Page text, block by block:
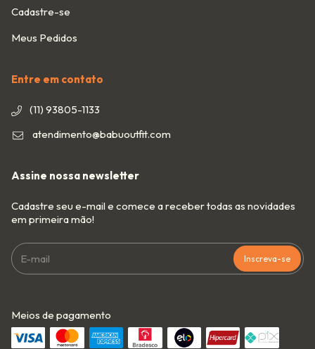
Cadastre-se
Meus Pedidos
Entre em contato
(11) 93805-1133
atendimento@babuoutfit.com
Assine nossa newsletter
Cadastre seu e-mail e comece a receber todas as novidades
em primeira mão!
Meios de pagamento